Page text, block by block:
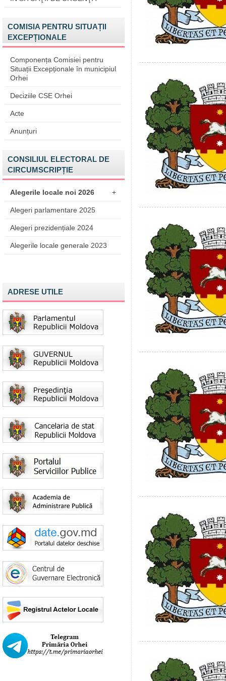
COMISIA PENTRU SITUAȚII
EXCEPȚIONALE
Componența Comisiei pentru
Situații Excepționale în municipiul
Orhei
Deciziile CSE Orhei
Acte
Anunțuri
CONSILIUL ELECTORAL DE
CIRCUMSCRIPȚIE
Alegerile locale noi 2026 +
Alegeri parlamentare 2025
Alegeri prezidențiale 2024
Alegerile locale generale 2023
ADRESE UTILE